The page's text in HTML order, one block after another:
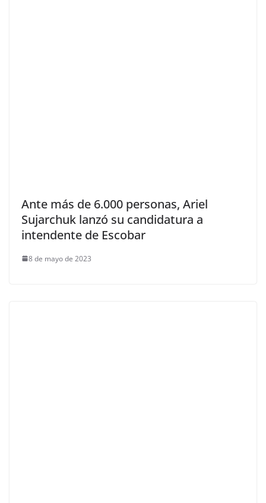
Ante más de 6.000 personas, Ariel
Sujarchuk lanzó su candidatura a
intendente de Escobar
8 de mayo de 2023